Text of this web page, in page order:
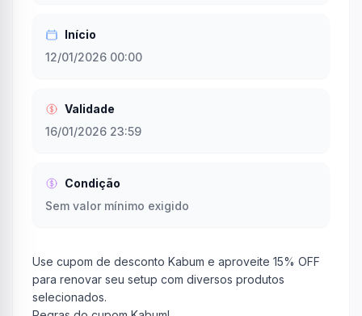
Início
12/01/2026 00:00
Validade
16/01/2026 23:59
Condição
Sem valor mínimo exigido
Use cupom de desconto Kabum e aproveite 15% OFF
para renovar seu setup com diversos produtos
selecionados.